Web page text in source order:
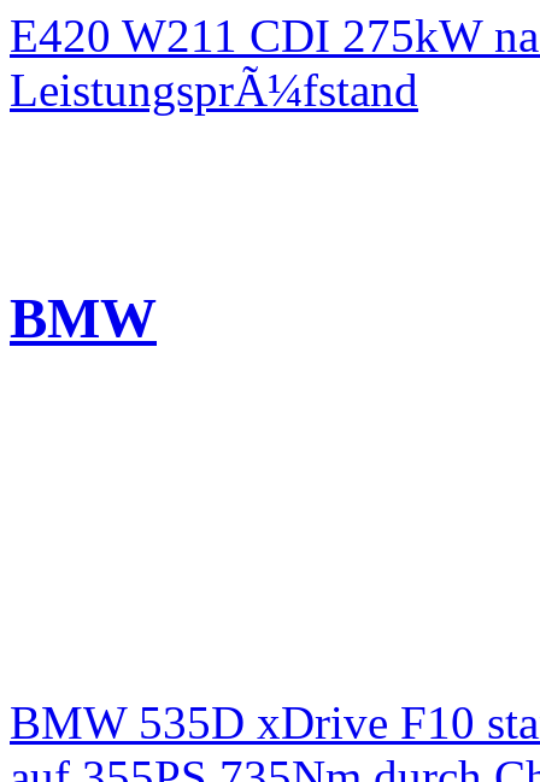
E420 W211 CDI 275kW
LeistungsprÃ¼fstand
BMW
BMW 535D xDrive F10